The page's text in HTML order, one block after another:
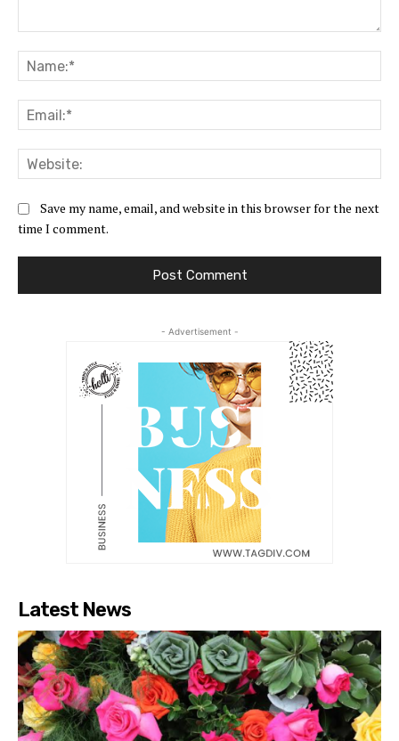
Save my name, email, and website in this browser for the next
time I comment.
- Advertisement -
Latest News